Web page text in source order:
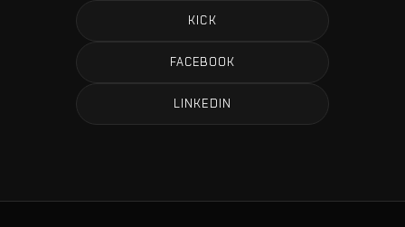
KICK
FACEBOOK
LINKEDIN